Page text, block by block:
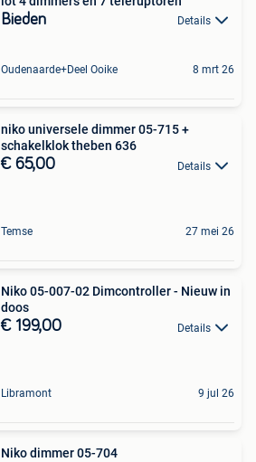
Bieden Details
Oudenaarde+Deel Ooike 8 mrt 26
niko universele dimmer 05-715 +
schakelklok theben 636
€ 65,00 Details
Temse 27 mei 26
Niko 05-007-02 Dimcontroller - Nieuw in
doos
€ 199,00 Details
Libramont 9 jul 26
Niko dimmer 05-704